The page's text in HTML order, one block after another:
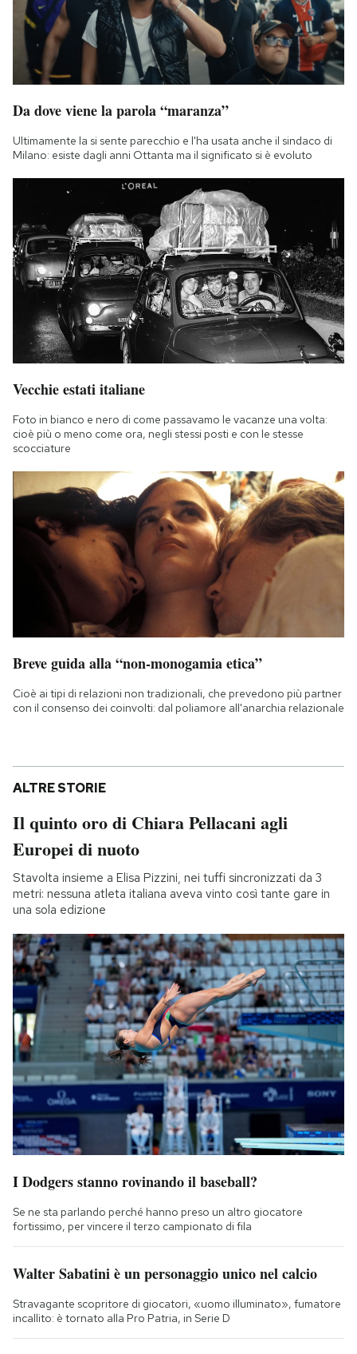
Da dove viene la parola “maranza”
Ultimamente la si sente parecchio e l'ha usata anche il sindaco di
Milano: esiste dagli anni Ottanta ma il significato si è evoluto
Vecchie estati italiane
Foto in bianco e nero di come passavamo le vacanze una volta:
cioè più o meno come ora, negli stessi posti e con le stesse
scocciature
Breve guida alla “non-monogamia etica”
Cioè ai tipi di relazioni non tradizionali, che prevedono più partner
con il consenso dei coinvolti: dal poliamore all'anarchia relazionale
ALTRE STORIE
Il quinto oro di Chiara Pellacani agli
Europei di nuoto
Stavolta insieme a Elisa Pizzini, nei tuffi sincronizzati da 3
metri: nessuna atleta italiana aveva vinto così tante gare in
una sola edizione
I Dodgers stanno rovinando il baseball?
Se ne sta parlando perché hanno preso un altro giocatore
fortissimo, per vincere il terzo campionato di fila
Walter Sabatini è un personaggio unico nel calcio
Stravagante scopritore di giocatori, «uomo illuminato», fumatore
incallito: è tornato alla Pro Patria, in Serie D